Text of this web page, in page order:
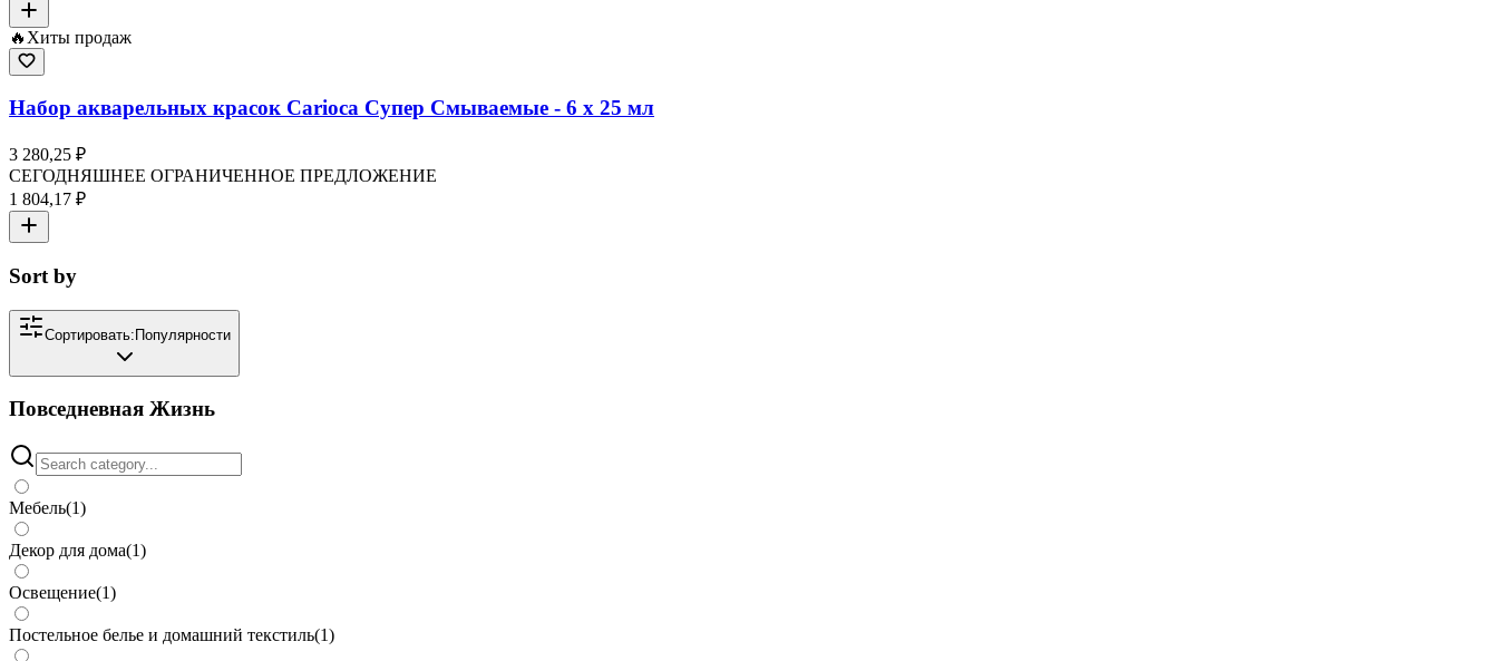
🔥 Хиты продаж
Набор акварельных красок Carioca Супер Смываемые - 6 x 25 мл
3 280,25 ₽
СЕГОДНЯШНЕЕ ОГРАНИЧЕННОЕ ПРЕДЛОЖЕНИЕ
1 804,17 ₽
Sort by
Сортировать:Популярности
Повседневная Жизнь
Мебель(1)
Декор для дома(1)
Освещение(1)
Постельное белье и домашний текстиль(1)